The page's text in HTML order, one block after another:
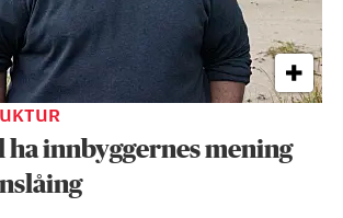
ha innbyggernes mening